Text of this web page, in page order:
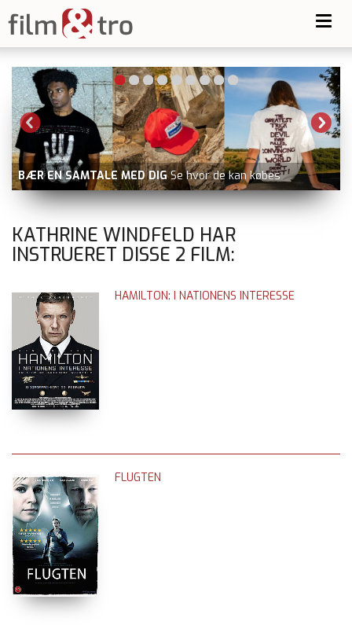
BÆR EN SAMTALE MED DIG Se hvor de kan købes
KATHRINE WINDFELD HAR
INSTRUERET DISSE 2 FILM:
HAMILTON: I NATIONENS INTERESSE
FLUGTEN